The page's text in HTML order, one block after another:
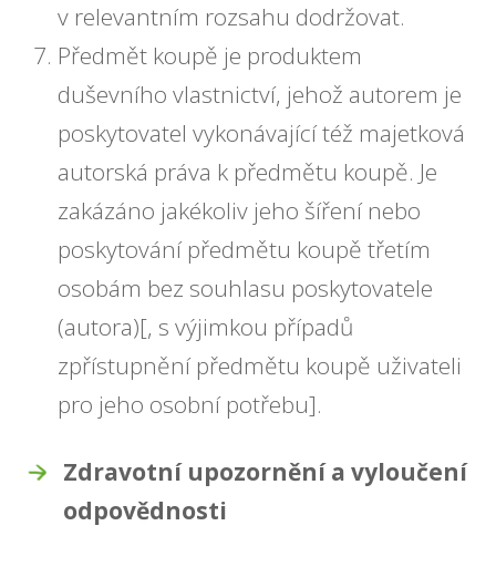
v relevantním rozsahu dodržovat.
Předmět koupě je produktem
duševního vlastnictví, jehož autorem je
poskytovatel vykonávající též majetková
autorská práva k předmětu koupě. Je
zakázáno jakékoliv jeho šíření nebo
poskytování předmětu koupě třetím
osobám bez souhlasu poskytovatele
(autora)[, s výjimkou případů
zpřístupnění předmětu koupě uživateli
pro jeho osobní potřebu].
Zdravotní upozornění a vyloučení
odpovědnosti